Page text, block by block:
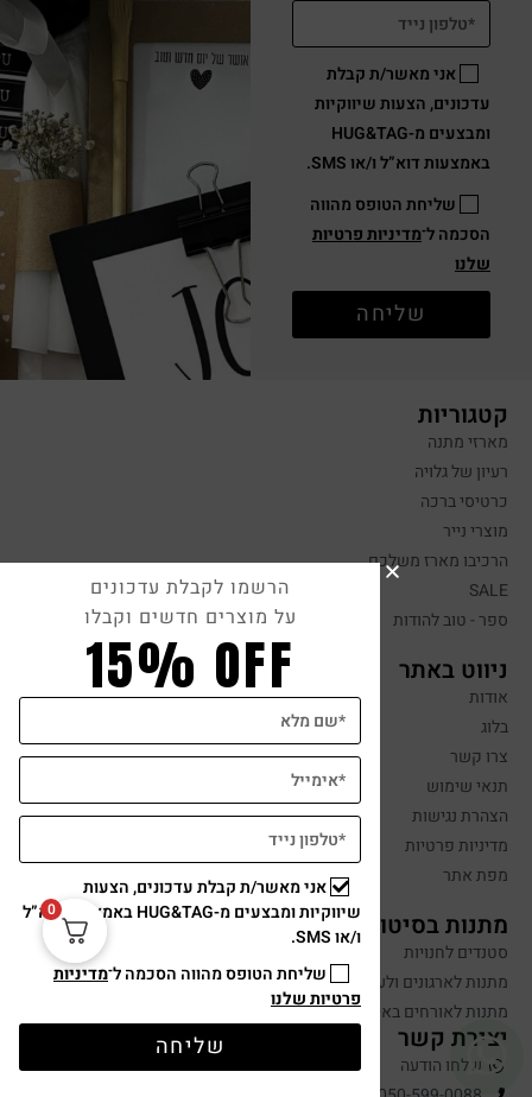
אני מאשר/ת קבלת
עדכונים, הצעות שיווקיות
ומבצעים מ-HUG&TAG
באמצעות דוא”ל ו/או SMS.
שליחת הטופס מהווה
הסכמה ל־מדיניות פרטיות
שלנו
שליחה
קטגוריות
מארזי מתנה
רעיון של גלויה
כרטיסי ברכה
מוצרי נייר
הרכיבו מארז משלכם
SALE
ספר - טוב להודות
ניווט באתר
אודות
בלוג
צרו קשר
תנאי שימוש
הצהרת נגישות
מדיניות פרטיות
מפת אתר
מתנות בסיטונאות
סטנדים לחנויות
מתנות לארגונים ולעובדים
מתנות לאורחים באירועים
יצירת קשר
שלחו הודעה
0
הרשמו לקבלת עדכונים
על מוצרים חדשים וקבלו
15% OFF
אני מאשר/ת קבלת עדכונים, הצעות
שיווקיות ומבצעים מ-HUG&TAG באמצעות דוא”ל
ו/או SMS.
שליחת הטופס מהווה הסכמה ל־מדיניות
פרטיות שלנו
שליחה